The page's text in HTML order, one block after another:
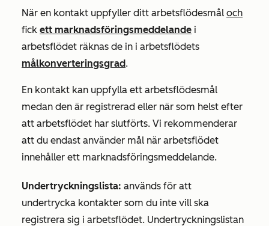
När en kontakt uppfyller ditt arbetsflödesmål och
fick ett marknadsföringsmeddelande i
arbetsflödet räknas de in i arbetsflödets
målkonverteringsgrad.
En kontakt kan uppfylla ett arbetsflödesmål
medan den är registrerad eller när som helst efter
att arbetsflödet har slutförts. Vi rekommenderar
att du endast använder mål när arbetsflödet
innehåller ett marknadsföringsmeddelande.
Undertryckningslista: används för att
undertrycka kontakter som du inte vill ska
registrera sig i arbetsflödet. Undertryckningslistan